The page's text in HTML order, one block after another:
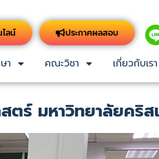
ลน์ ประกาศผลสอบ
า คณะวิชา เกี่ยวกับเรา
ตร์ มหาวิทยาลัยคริส